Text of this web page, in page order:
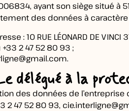
ayant son siège situé à 51
des données à
: 10 RUE LÉONARD DE VINCI
2 47 52 80 93 ;
.
délégué à la
des données de
2 47 52 80 93,